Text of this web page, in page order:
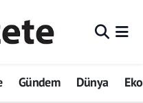
Gündem Dünya